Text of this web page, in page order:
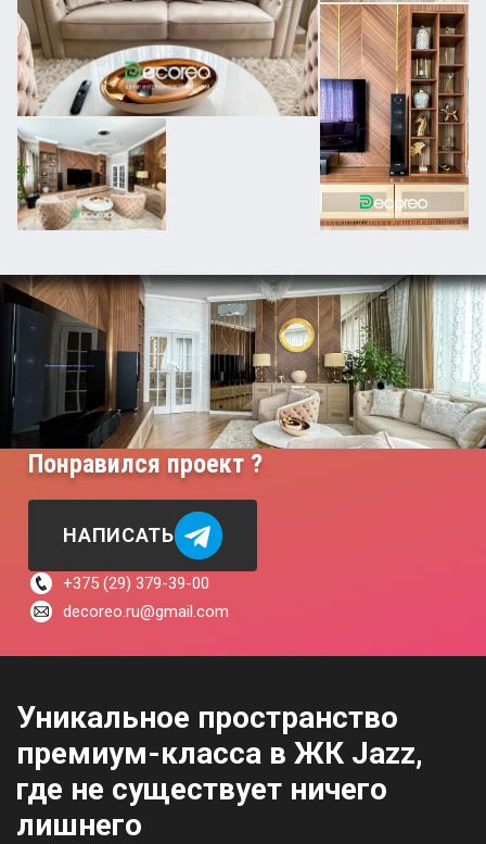
Понравился проект ?
НАПИСАТЬ
+375 (29) 379-39-00
decoreo.ru@gmail.com
Уникальное пространство
премиум-класса в ЖК Jazz,
где не существует ничего
лишнего